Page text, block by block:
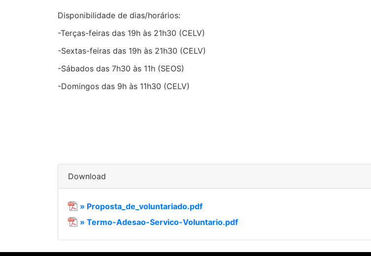
Disponibilidade de dias/horários:
-Terças-feiras das 19h às 21h30 (CELV)
-Sextas-feiras das 19h às 21h30 (CELV)
-Sábados das 7h30 às 11h (SEOS)
-Domingos das 9h às 11h30 (CELV)
Download
» Proposta_de_voluntariado.pdf
» Termo-Adesao-Servico-Voluntario.pdf